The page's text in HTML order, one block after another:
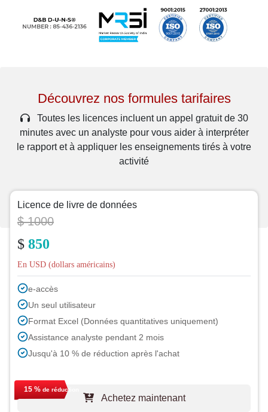
Découvrez nos formules tarifaires
Toutes les licences incluent un appel gratuit de 30
minutes avec un analyste pour vous aider à interpréter
le rapport et à appliquer les enseignements tirés à votre
activité
Licence de livre de données
$ 1000
$ 850
En USD (dollars américains)
e-accès
Un seul utilisateur
Format Excel (Données quantitatives uniquement)
Assistance analyste pendant 2 mois
Jusqu'à 10 % de réduction après l'achat
15 % de réduction
Achetez maintenant